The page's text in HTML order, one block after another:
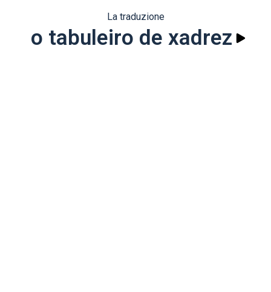
La traduzione
o tabuleiro de xadrez